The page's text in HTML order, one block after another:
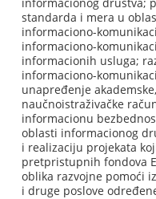
standarda i mera u
informaciono-
informaciono-
informacionih usluga;
informaciono-
unapređenje
naučnoistraživačke
informacionu
oblasti informacionog
i realizaciju projekata
pretpristupnih fondova
oblika razvojne pomoći
i druge poslove